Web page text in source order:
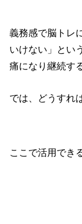
義務感で脳トレ
いけない」とい
痛になり継続す
では、どうすれ
ここで活用でき